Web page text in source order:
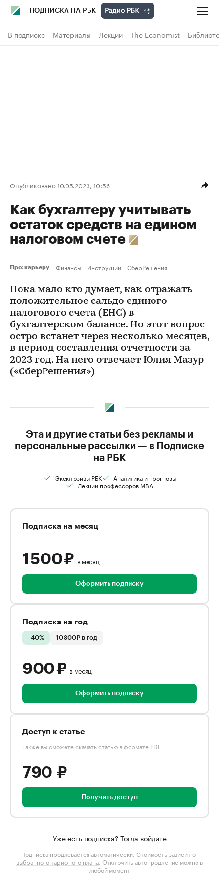
ПОДПИСКА НА РБК
В подписке Материалы Лекции The Economist
Опубликовано 10.05.2023, 10:56
Как бухгалтеру учитывать
остаток средств на едином
налоговом счете
Про: карьеру Финансы Инструкции СберРешения
Пока мало кто думает, как отражать
положительное сальдо единого
налогового счета (ЕНС) в
бухгалтерском балансе. Но этот вопрос
остро встанет через несколько месяцев,
в период составления отчетности за
2023 год. На него отвечает Юлия Мазур
(«СберРешения»)
Эта и другие статьи без рекламы и
персональные рассылки — в Подписке
на РБК
Эксклюзивы РБК
Аналитика и прогнозы
Лекции профессоров MBA
Подписка на месяц
1 500 ₽ в месяц
Оформить подписку
Подписка на год
-40% 10 800₽ в год
900 ₽ в месяц
Оформить подписку
Доступ к статье
Также вы сможете скачать статью в формате PDF
790 ₽
Получить доступ
Уже есть подписка? Тогда войдите
Подписка продлевается автоматически. Стоимость зависит от
выбранного тарифного плана . Отключить автопродление можно в
любой момент